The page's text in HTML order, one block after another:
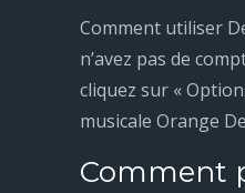
Comment utiliser
n’avez pas de
cliquez sur «
musicale Orange
Comment